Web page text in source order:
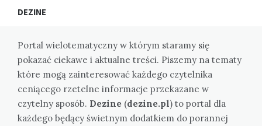
DEZINE
Portal wielotematyczny w którym staramy się
pokazać ciekawe i aktualne treści. Piszemy na tematy
które mogą zainteresować każdego czytelnika
ceniącego rzetelne informacje przekazane w
czytelny sposób. Dezine (dezine.pl) to portal dla
każdego będący świetnym dodatkiem do porannej